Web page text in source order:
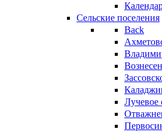
Сельские поселения
Back
Лучевое